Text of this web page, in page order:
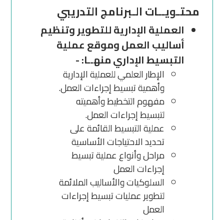
محتـويــات الـبرنامج التدريبي
العملية الإدارية للتطوير وتنظيم
أساليب العمل وموقع عملية
التبسيط الإداري منهــا: -
الإطار العلمي للعملية الإدارية
وأهمية تبسيط إجراءات العمل.
مفهوم التخطيط وأهميته
لتبسيط إجراءات العمل.
عملية التبسيط القائمة على
تحديد الاحتياجات الأساسية
مراحل وأنواع عملية تبسيط
إجراءات العمل
السلوكيات والأساليب الملائمة
لتطوير عمليات تبسيط إجراءات
العمل